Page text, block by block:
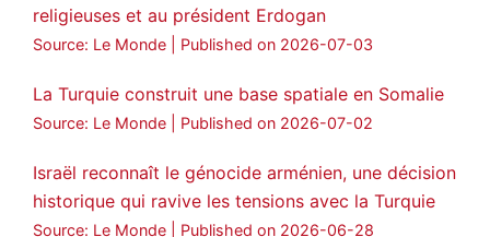
religieuses et au président Erdogan
Source: Le Monde Published on 2026-07-03
La Turquie construit une base spatiale en Somalie
Source: Le Monde Published on 2026-07-02
Israël reconnaît le génocide arménien, une décision
historique qui ravive les tensions avec la Turquie
Source: Le Monde Published on 2026-06-28